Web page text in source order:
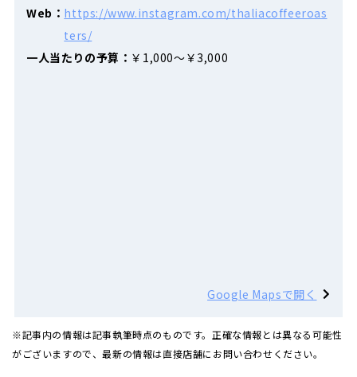
Web： https://www.instagram.com/thaliacoffeeroas
ters/
一人当たりの予算： ￥1,000〜￥3,000
Google Mapsで開く
※記事内の情報は記事執筆時点のものです。正確な情報とは異なる可能性
がございますので、最新の情報は直接店舗にお問い合わせください。